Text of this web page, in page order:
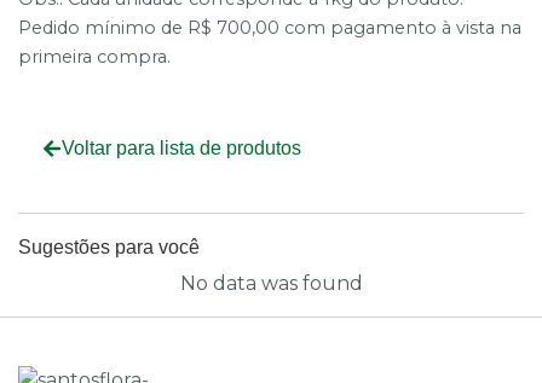
Pedido mínimo de R$ 700,00 com pagamento à vista na
primeira compra.
Voltar para lista de produtos
Sugestões para você
No data was found